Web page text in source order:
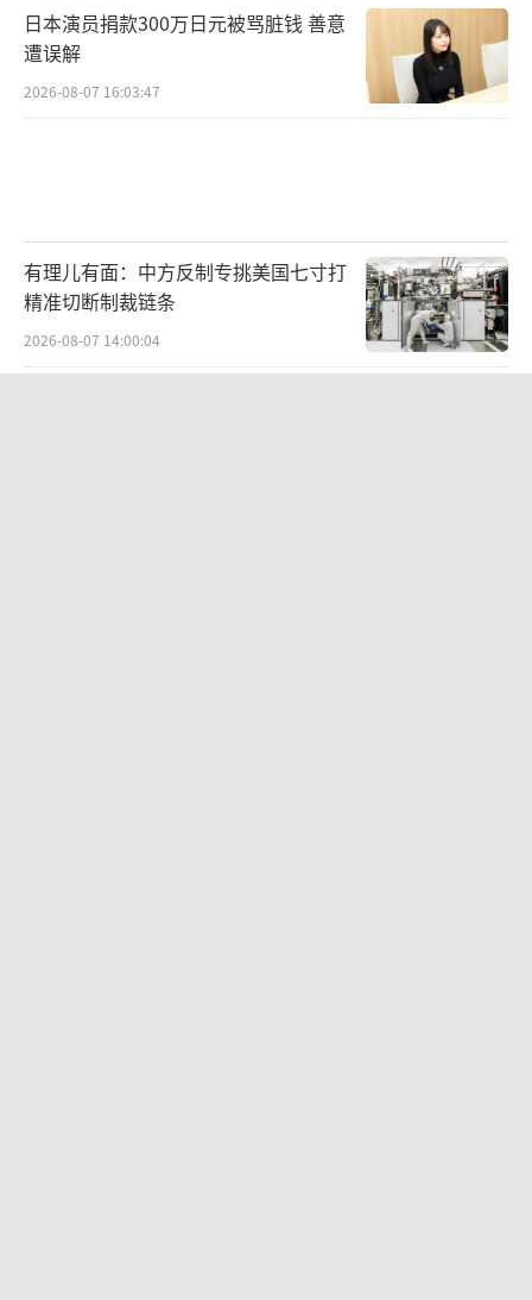
日本演员捐款300万日元被骂脏钱 善意
遭误解
2026-08-07 16:03:47
有理儿有面：中方反制专挑美国七寸打
精准切断制裁链条
2026-08-07 14:00:04